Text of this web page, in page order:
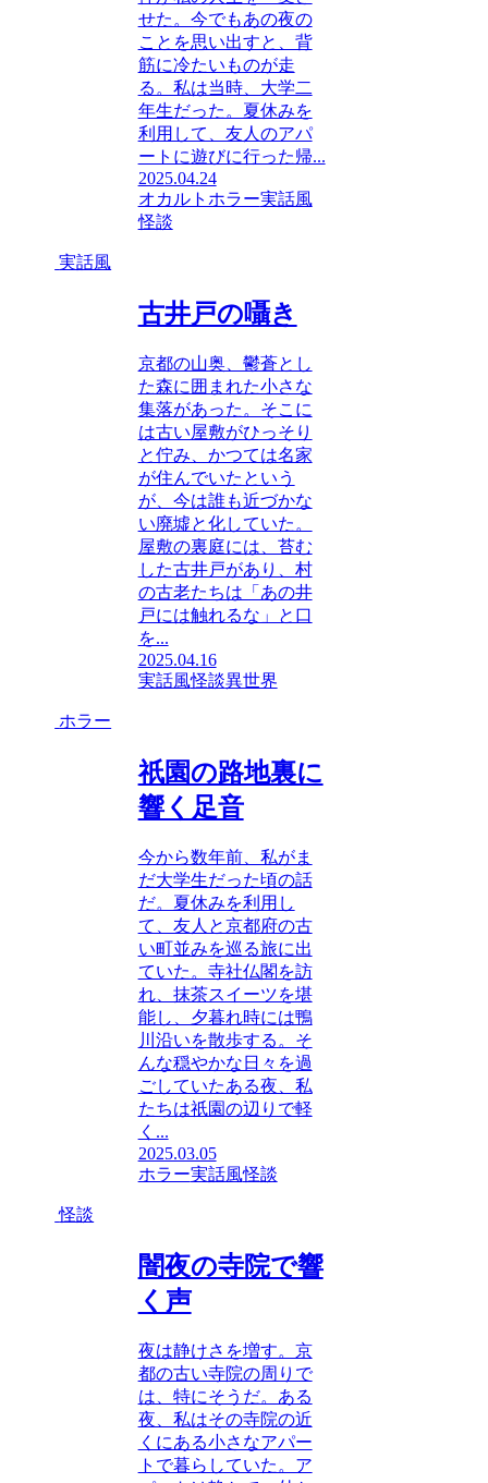
せた。今でもあの夜の
ことを思い出すと、背
筋に冷たいものが走
る。私は当時、大学二
年生だった。夏休みを
利用して、友人のアパ
ートに遊びに行った帰...
2025.04.24
オカルトホラー実話風
怪談
実話風
古井戸の囁き
京都の山奥、鬱蒼とし
た森に囲まれた小さな
集落があった。そこに
は古い屋敷がひっそり
と佇み、かつては名家
が住んでいたという
が、今は誰も近づかな
い廃墟と化していた。
屋敷の裏庭には、苔む
した古井戸があり、村
の古老たちは「あの井
戸には触れるな」と口
を...
2025.04.16
実話風怪談異世界
ホラー
祇園の路地裏に
響く足音
今から数年前、私がま
だ大学生だった頃の話
だ。夏休みを利用し
て、友人と京都府の古
い町並みを巡る旅に出
ていた。寺社仏閣を訪
れ、抹茶スイーツを堪
能し、夕暮れ時には鴨
川沿いを散歩する。そ
んな穏やかな日々を過
ごしていたある夜、私
たちは祇園の辺りで軽
く...
2025.03.05
ホラー実話風怪談
怪談
闇夜の寺院で響
く声
夜は静けさを増す。京
都の古い寺院の周りで
は、特にそうだ。ある
夜、私はその寺院の近
くにある小さなアパー
トで暮らしていた。ア